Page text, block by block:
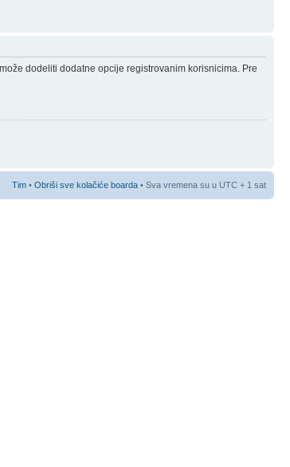
dodeliti dodatne opcije registrovanim korisnicima. Pre
Tim • Obriši sve kolačiće boarda • Sva vremena su u UTC + 1 sat